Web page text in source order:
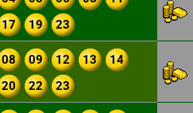
17 19 23
08 09 12 13
14
20 22 23